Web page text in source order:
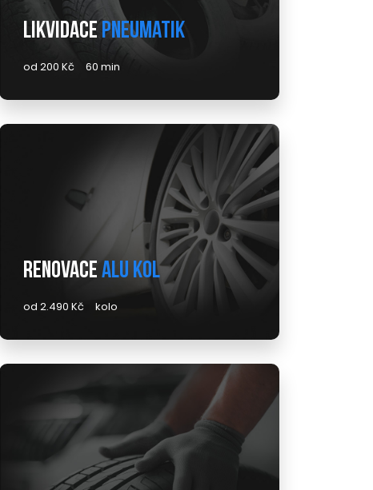
Likvidacepneumatik
od 200 Kč 60 min
Renovacealu kol
od 2.490 Kč kolo